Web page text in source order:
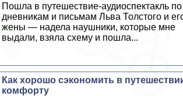
Пошла в путешествие-аудиоспектакль по
дневникам и письмам Льва Толстого и
жены — надела наушники, которые мне
выдали, взяла схему и пошла...
Как хорошо сэкономить в
комфорту